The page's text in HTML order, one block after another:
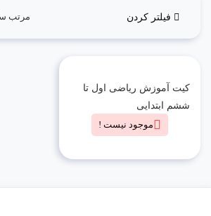
فیلتر کردن
کیت آموزش ریاضی اول تا
ششم ابتدایی
موجود نیست !